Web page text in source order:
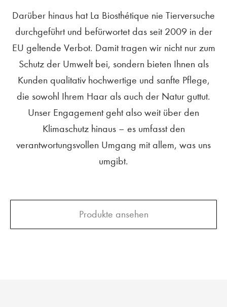
Darüber hinaus hat La Biosthétique nie Tierversuche
durchgeführt und befürwortet das seit 2009 in der
EU geltende Verbot. Damit tragen wir nicht nur zum
Schutz der Umwelt bei, sondern bieten Ihnen als
Kunden qualitativ hochwertige und sanfte Pflege,
die sowohl Ihrem Haar als auch der Natur guttut.
Unser Engagement geht also weit über den
Klimaschutz hinaus – es umfasst den
verantwortungsvollen Umgang mit allem, was uns
umgibt.
Produkte ansehen